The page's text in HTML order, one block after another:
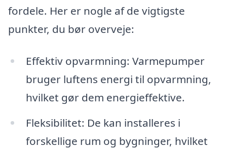
fordele. Her er nogle af de vigtigste
punkter, du bør overveje:
Effektiv opvarmning: Varmepumper
bruger luftens energi til opvarmning,
hvilket gør dem energieffektive.
Fleksibilitet: De kan installeres i
forskellige rum og bygninger, hvilket